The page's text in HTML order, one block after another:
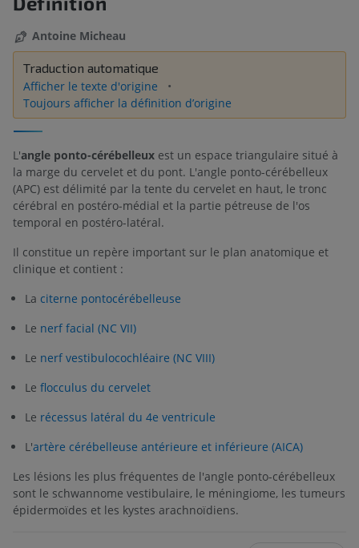
Antoine Micheau
Traduction automatique
Afficher le texte d'origine
Toujours afficher la définition d’origine
L'angle ponto-cérébelleux est un espace triangulaire situé à
la marge du cervelet et du pont. L'angle ponto-cérébelleux
(APC) est délimité par la tente du cervelet en haut, le tronc
cérébral en postéro-médial et la partie pétreuse de l'os
temporal en postéro-latéral.
Il constitue un repère important sur le plan anatomique et
clinique et contient :
La citerne pontocérébelleuse
Le nerf facial (NC VII)
Le nerf vestibulocochléaire (NC VIII)
Le flocculus du cervelet
Le récessus latéral du 4e ventricule
L'artère cérébelleuse antérieure et inférieure (AICA)
Les lésions les plus fréquentes de l'angle ponto-cérébelleux
sont le schwannome vestibulaire, le méningiome, les tumeurs
épidermoïdes et les kystes arachnoïdiens.